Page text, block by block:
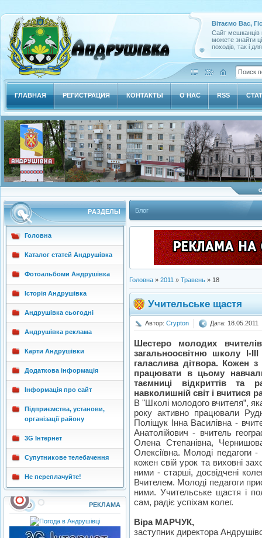
Вітаємо Вас,
Сайт мешканців
можете знайти
походів, так і
ГЛАВНАЯ РЕГИСТРАЦИЯ КОНТАКТЫ О НАС RSS
РAЗДЕЛЫ
Головна
Каталог статей Андрушівка
Фотоальбоми Андрушівка
Історія Андрушівка
Андрушівка сьогодні
Андрушівка реклама
Карти Андрушівки
Додаткова інформація
Інформація про сайт
Підприємства, установи,
організації району
3G Інтернет
Супутникове телебачення
Не переплачуйте!
РЕКЛАМА
Блог
Головна » 2011 » Травень » 18
Учительське щастя
Автор: Crypton Дата: 18.05.2011
Шестеро молодих
загальноосвітню школу І-
галаслива дітвора. Кожен
працювати в цьому
таємниці відкриттів та
навколишній світ і вчитися
В "Школі молодого вчителя”,
року активно працювали
Поліщук Інна Василівна -
Анатолійович - вчитель
Олена Степанівна,
Олексіївна. Молоді педагоги -
кожен свій урок та виховні
ними - старші, досвідчені
Вчителем. Молоді педагоги
ними. Учительське щастя і
сам, радіє успіхам колег.
Віра МАРЧУК,
заступник директора